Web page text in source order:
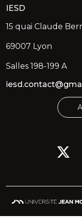
IESD
15 quai Claude
69007 Lyon
Salles 198-199 A